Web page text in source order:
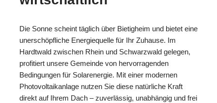
Die Sonne scheint täglich über Bietigheim und bietet eine
unerschöpfliche Energiequelle für Ihr Zuhause. Im
Hardtwald zwischen Rhein und Schwarzwald gelegen,
profitiert unsere Gemeinde von hervorragenden
Bedingungen für Solarenergie. Mit einer modernen
Photovoltaikanlage nutzen Sie diese natürliche Kraft
direkt auf Ihrem Dach – zuverlässig, unabhängig und frei